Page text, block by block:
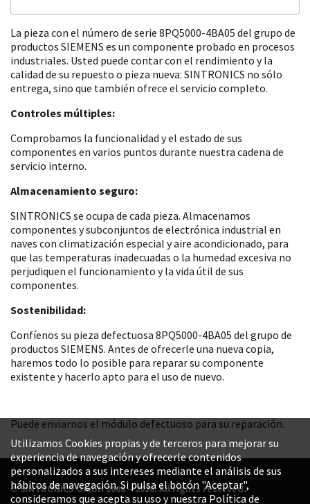
La pieza con el número de serie 8PQ5000-4BA05 del grupo de
productos SIEMENS es un componente probado en procesos
industriales. Usted puede contar con el rendimiento y la
calidad de su repuesto o pieza nueva: SINTRONICS no sólo
entrega, sino que también ofrece el servicio completo.
Controles múltiples:
Comprobamos la funcionalidad y el estado de sus
componentes en varios puntos durante nuestra cadena de
servicio interno.
Almacenamiento seguro:
SINTRONICS se ocupa de cada pieza. Almacenamos
componentes y subconjuntos de electrónica industrial en
naves con climatización especial y aire acondicionado, para
que las temperaturas inadecuadas o la humedad excesiva no
perjudiquen el funcionamiento y la vida útil de sus
componentes.
Sostenibilidad:
Confíenos su pieza defectuosa 8PQ5000-4BA05 del grupo de
productos SIEMENS. Antes de ofrecerle una nueva copia,
haremos todo lo posible para reparar su componente
existente y hacerlo apto para el uso de nuevo.
Puede enviarnos el módulo defectuoso para su reparación.
© SINTRONICS GmbH 2008 – 2026. All rights reserved.
Utilizamos Cookies propias y de terceros para mejorar su
experiencia de navegación y ofrecerle contenidos
personalizados a sus intereses mediante el análisis de sus
hábitos de navegación. Si pulsa el botón "Aceptar",
consideramos que acepta su uso y nuestra Política de